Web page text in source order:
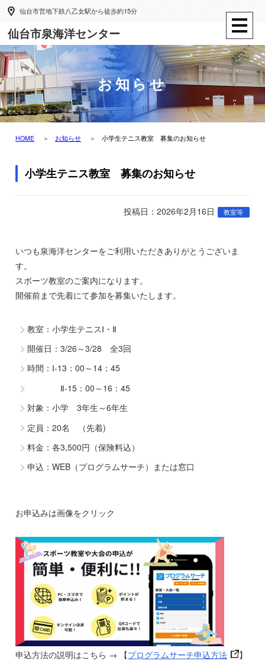
仙台市営地下鉄八乙女駅から徒歩約15分
仙台市泉海洋センター
お知らせ
HOME お知らせ 小学生テニス教室 募集のお知らせ
小学生テニス教室 募集のお知らせ
投稿日：2026年2月16日 教室等
いつも泉海洋センターをご利用いただきありがとうございま
す。
スポーツ教室のご案内になります。
開催前まで先着にて参加を募集いたします。
教室：小学生テニスⅠ・Ⅱ
開催日：3/26～3/28 全3回
時間：Ⅰ-13：00～14：45
Ⅱ-15：00～16：45
対象：小学 3年生～6年生
定員：20名 （先着)
料金：各3,500円（保険料込）
申込：WEB（プログラムサーチ）または窓口
お申込みは画像をクリック
申込方法の説明はこちら → 【プログラムサーチ申込方法
】